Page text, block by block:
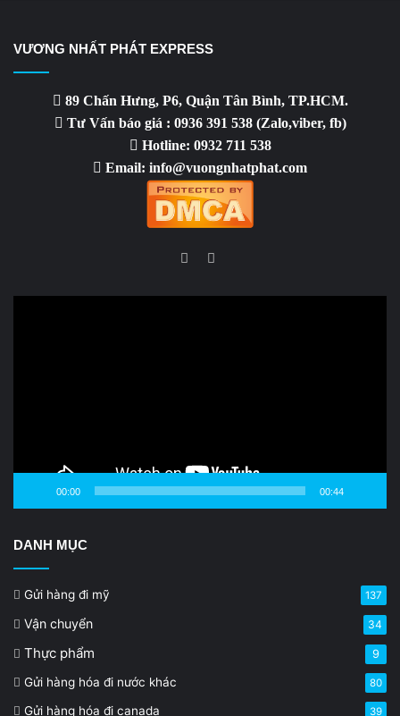
VƯƠNG NHẤT PHÁT EXPRESS
89 Chấn Hưng, P6, Quận Tân Bình, TP.HCM.
Tư Vấn báo giá : 0936 391 538 (Zalo,viber, fb)
Hotline: 0932 711 538
Email: info@vuongnhatphat.com
Facebook
YouTube
00:00 00:44
DANH MỤC
Gửi hàng đi mỹ 137
Vận chuyển 34
Thực phẩm 9
Gửi hàng hóa đi nước khác 80
Gửi hàng hóa đi canada 39